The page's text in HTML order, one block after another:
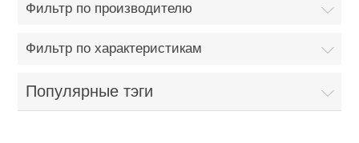
Фильтр по производителю
Фильтр по характеристикам
Популярные тэги